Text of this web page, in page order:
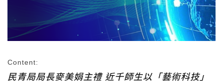
Content:
民青局局長麥美娟主禮 近千師生以「藝術科技」